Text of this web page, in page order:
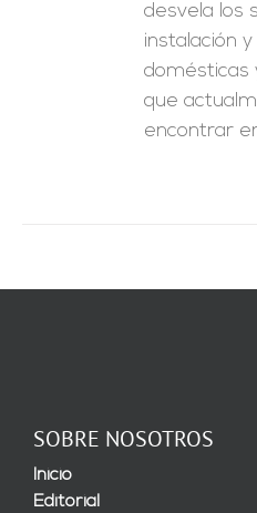
desvela los
instalación
domésticas
que
encontrar
SOBRE NOSOTROS
Inicio
Editorial